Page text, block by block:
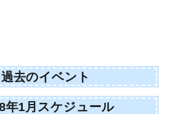
過去のイベント
年1月スケジュール